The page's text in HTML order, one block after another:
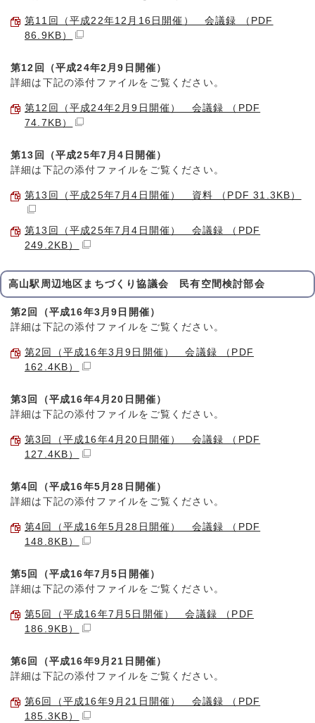
第11回（平成22年12月16日開催） 会議録 （PDF
86.9KB）
第12回（平成24年2月9日開催）
詳細は下記の添付ファイルをご覧ください。
第12回（平成24年2月9日開催） 会議録 （PDF
74.7KB）
第13回（平成25年7月4日開催）
詳細は下記の添付ファイルをご覧ください。
第13回（平成25年7月4日開催） 資料 （PDF 31.3KB）
第13回（平成25年7月4日開催） 会議録 （PDF
249.2KB）
高山駅周辺地区まちづくり協議会 民有空間検討部会
第2回（平成16年3月9日開催）
詳細は下記の添付ファイルをご覧ください。
第2回（平成16年3月9日開催） 会議録 （PDF
162.4KB）
第3回（平成16年4月20日開催）
詳細は下記の添付ファイルをご覧ください。
第3回（平成16年4月20日開催） 会議録 （PDF
127.4KB）
第4回（平成16年5月28日開催）
詳細は下記の添付ファイルをご覧ください。
第4回（平成16年5月28日開催） 会議録 （PDF
148.8KB）
第5回（平成16年7月5日開催）
詳細は下記の添付ファイルをご覧ください。
第5回（平成16年7月5日開催） 会議録 （PDF
186.9KB）
第6回（平成16年9月21日開催）
詳細は下記の添付ファイルをご覧ください。
第6回（平成16年9月21日開催） 会議録 （PDF
185.3KB）